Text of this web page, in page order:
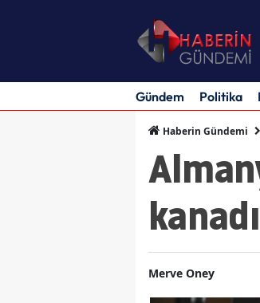
Gündem Politika
Haberin Gündemi
Merve Oney